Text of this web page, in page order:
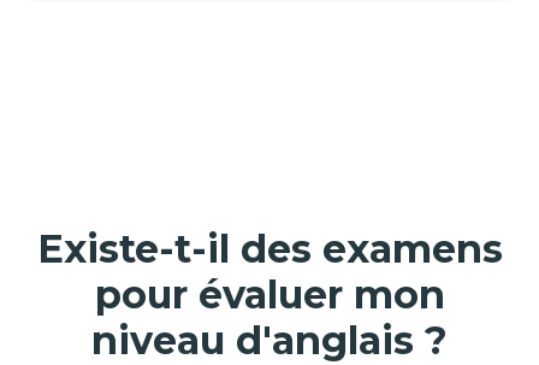
Existe-t-il des examens
pour évaluer mon
niveau d'anglais ?